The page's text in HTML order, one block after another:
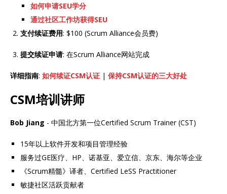
如何申请SEU学分
通过社区工作坊获得SEU
支付续证费用: $100 (Scrum Alliance会员费)
提交续证申请: 在Scrum Alliance网站完成
详细指南: 如何续证CSM认证 | 保持CSM认证的三大好处
CSM培训讲师
Bob Jiang - 中国北方第一位Certified Scrum Trainer (CST)
15年以上软件开发和项目管理经验
服务过GE医疗、HP、诺基亚、爱立信、京东、海尔等企业
《Scrum精髓》译者、Certified LeSS Practitioner
敏捷社区活跃贡献者